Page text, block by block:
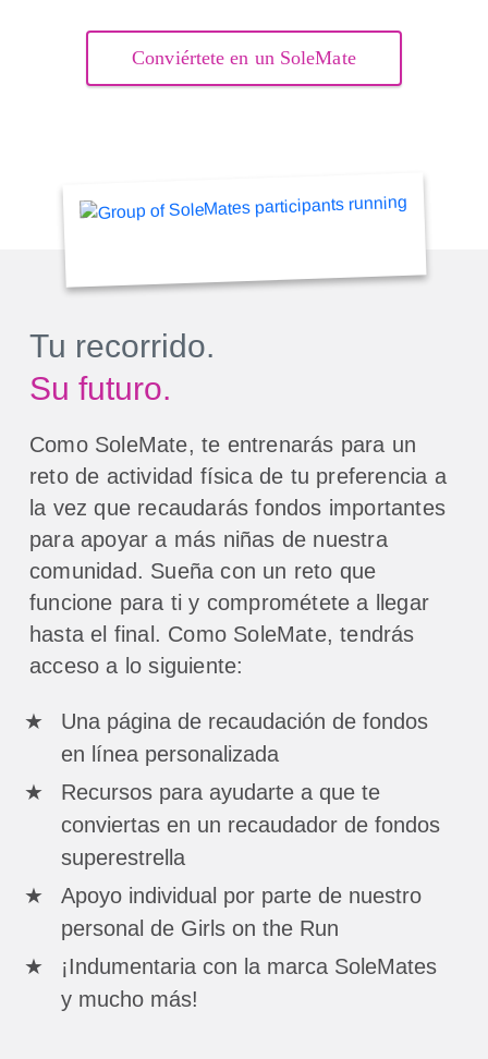
Conviértete en un SoleMate
Tu recorrido.
Su futuro.
Como SoleMate, te entrenarás para un
reto de actividad física de tu preferencia a
la vez que recaudarás fondos importantes
para apoyar a más niñas de nuestra
comunidad. Sueña con un reto que
funcione para ti y comprométete a llegar
hasta el final. Como SoleMate, tendrás
acceso a lo siguiente:
Una página de recaudación de fondos
en línea personalizada
Recursos para ayudarte a que te
conviertas en un recaudador de fondos
superestrella
Apoyo individual por parte de nuestro
personal de Girls on the Run
¡Indumentaria con la marca SoleMates
y mucho más!